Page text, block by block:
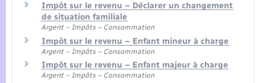
Impôt sur le revenu – Déclarer un changement
de situation familiale
Argent – Impôts – Consommation
Impôt sur le revenu – Enfant mineur à charge
Argent – Impôts – Consommation
Impôt sur le revenu – Enfant majeur à charge
Argent – Impôts – Consommation